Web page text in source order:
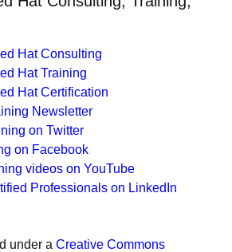
Hat Consulting
Hat Training
Hat Certification
Newsletter
on Twitter
on Facebook
videos on YouTube
Professionals on LinkedIn
under a Creative Commons